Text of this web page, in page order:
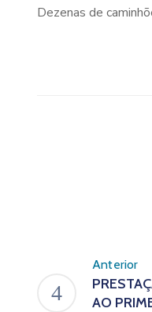
Dezenas de
Anterior
AO